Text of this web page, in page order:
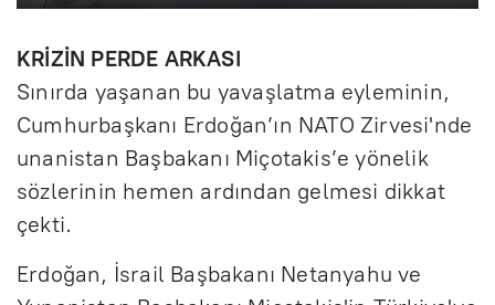
B
a
ş
l
a
t
S
e
s
s
z
A
a
r
l
a
P
P
E
e
l
t
KRİZİN PERDE ARKASI
Sınırda yaşanan bu yavaşlatma eyleminin,
Cumhurbaşkanı Erdoğan’ın NATO Zirvesi'nde
unanistan Başbakanı Miçotakis’e yönelik
sözlerinin hemen ardından gelmesi dikkat
çekti.
Erdoğan, İsrail Başbakanı Netanyahu ve